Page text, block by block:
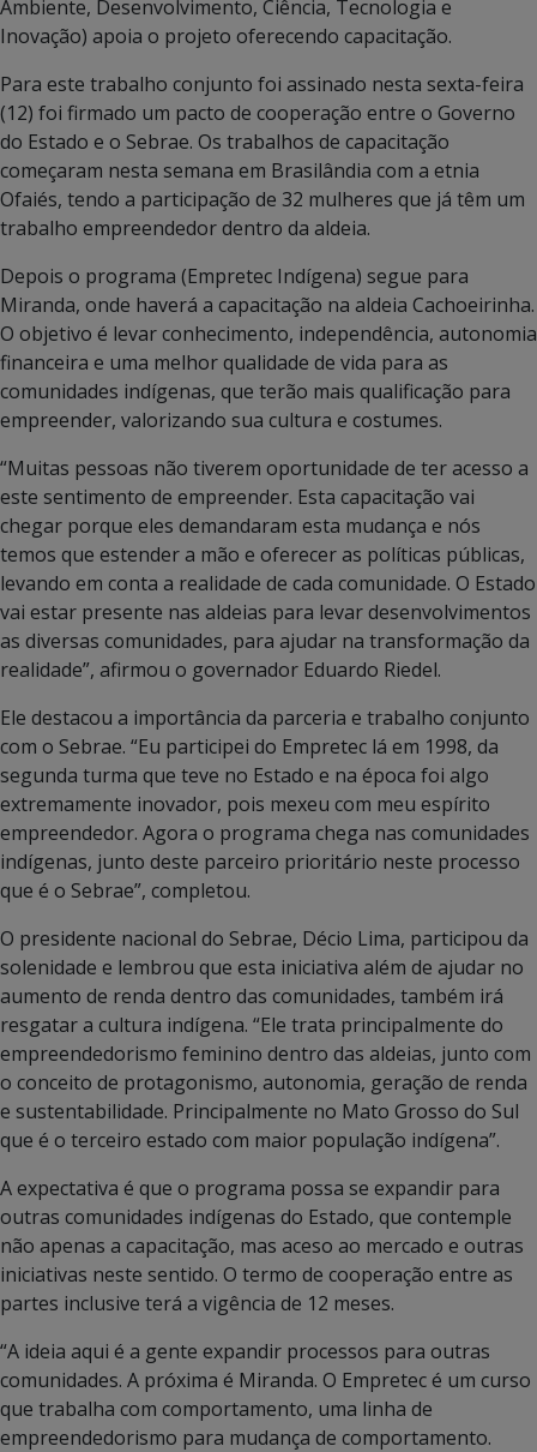
Ambiente, Desenvolvimento, Ciência, Tecnologia e
Inovação) apoia o projeto oferecendo capacitação.
Para este trabalho conjunto foi assinado nesta sexta-feira
(12) foi firmado um pacto de cooperação entre o Governo
do Estado e o Sebrae. Os trabalhos de capacitação
começaram nesta semana em Brasilândia com a etnia
Ofaiés, tendo a participação de 32 mulheres que já têm um
trabalho empreendedor dentro da aldeia.
Depois o programa (Empretec Indígena) segue para
Miranda, onde haverá a capacitação na aldeia Cachoeirinha.
O objetivo é levar conhecimento, independência, autonomia
financeira e uma melhor qualidade de vida para as
comunidades indígenas, que terão mais qualificação para
empreender, valorizando sua cultura e costumes.
“Muitas pessoas não tiverem oportunidade de ter acesso a
este sentimento de empreender. Esta capacitação vai
chegar porque eles demandaram esta mudança e nós
temos que estender a mão e oferecer as políticas públicas,
levando em conta a realidade de cada comunidade. O Estado
vai estar presente nas aldeias para levar desenvolvimentos
as diversas comunidades, para ajudar na transformação da
realidade”, afirmou o governador Eduardo Riedel.
Ele destacou a importância da parceria e trabalho conjunto
com o Sebrae. “Eu participei do Empretec lá em 1998, da
segunda turma que teve no Estado e na época foi algo
extremamente inovador, pois mexeu com meu espírito
empreendedor. Agora o programa chega nas comunidades
indígenas, junto deste parceiro prioritário neste processo
que é o Sebrae”, completou.
O presidente nacional do Sebrae, Décio Lima, participou da
solenidade e lembrou que esta iniciativa além de ajudar no
aumento de renda dentro das comunidades, também irá
resgatar a cultura indígena. “Ele trata principalmente do
empreendedorismo feminino dentro das aldeias, junto com
o conceito de protagonismo, autonomia, geração de renda
e sustentabilidade. Principalmente no Mato Grosso do Sul
que é o terceiro estado com maior população indígena”.
A expectativa é que o programa possa se expandir para
outras comunidades indígenas do Estado, que contemple
não apenas a capacitação, mas aceso ao mercado e outras
iniciativas neste sentido. O termo de cooperação entre as
partes inclusive terá a vigência de 12 meses.
“A ideia aqui é a gente expandir processos para outras
comunidades. A próxima é Miranda. O Empretec é um curso
que trabalha com comportamento, uma linha de
empreendedorismo para mudança de comportamento.